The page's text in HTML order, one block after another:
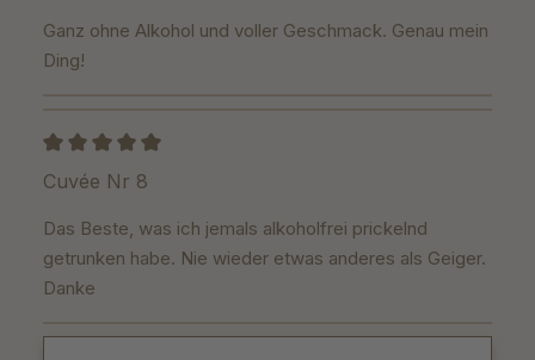
Ganz ohne Alkohol und voller Geschmack. Genau mein
Ding!
Bewertung mit 5 von 5 Sternen
Cuvée Nr 8
Das Beste, was ich jemals alkoholfrei prickelnd
getrunken habe. Nie wieder etwas anderes als Geiger.
Danke